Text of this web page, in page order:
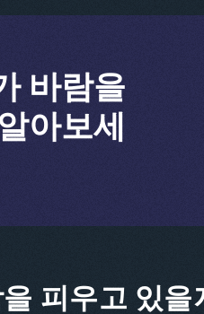
바람을
아보세
피우고 있